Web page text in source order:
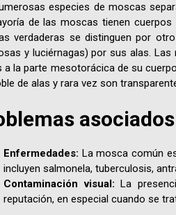
especies de moscas
de las moscas tienen
verdaderas se distinguen por
y luciérnagas) por sus alas.
a la parte mesotorácica de su
de alas y rara vez son
Enfermedades: La mosca común
incluyen salmonela, tuberculosis,
Contaminación visual:La
reputación, en especial cuando se